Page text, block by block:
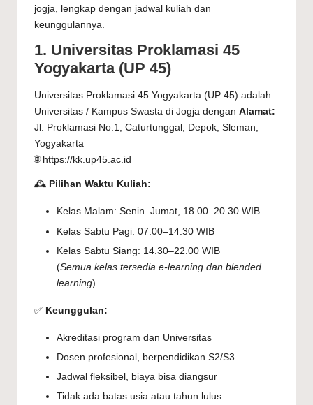
jogja, lengkap dengan jadwal kuliah dan
keunggulannya.
1. Universitas Proklamasi 45
Yogyakarta (UP 45)
Universitas Proklamasi 45 Yogyakarta (UP 45) adalah
Universitas / Kampus Swasta di Jogja dengan Alamat:
Jl. Proklamasi No.1, Caturtunggal, Depok, Sleman,
Yogyakarta
🌐 https://kk.up45.ac.id
🕰️ Pilihan Waktu Kuliah:
Kelas Malam: Senin–Jumat, 18.00–20.30 WIB
Kelas Sabtu Pagi: 07.00–14.30 WIB
Kelas Sabtu Siang: 14.30–22.00 WIB
(Semua kelas tersedia e-learning dan blended
learning)
✅ Keunggulan:
Akreditasi program dan Universitas
Dosen profesional, berpendidikan S2/S3
Jadwal fleksibel, biaya bisa diangsur
Tidak ada batas usia atau tahun lulus